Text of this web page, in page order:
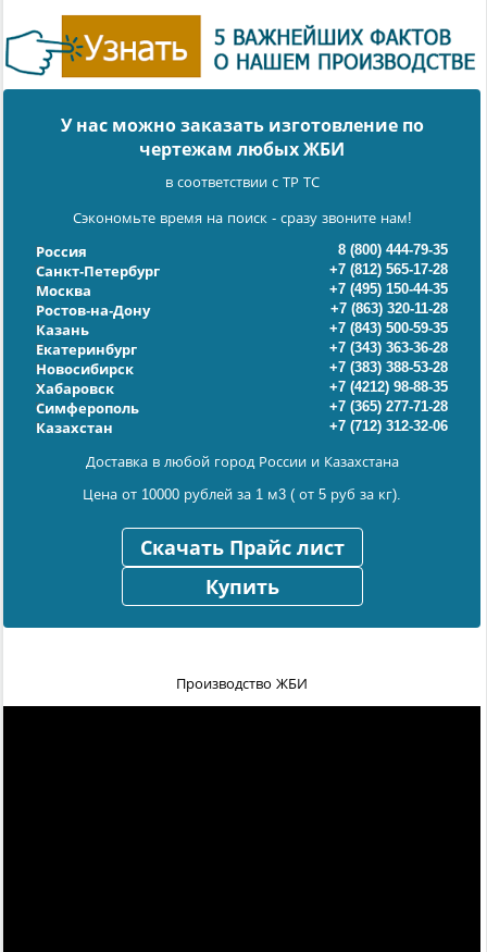
У нас можно заказать изготовление по
чертежам любых ЖБИ
в соответствии с ТР ТС
Сэкономьте время на поиск - сразу звоните нам!
Россия
8 (800) 444-79-35
Санкт-Петербург
+7 (812) 565-17-28
Москва
+7 (495) 150-44-35
Ростов-на-Дону
+7 (863) 320-11-28
Казань
+7 (843) 500-59-35
Екатеринбург
+7 (343) 363-36-28
Новосибирск
+7 (383) 388-53-28
Хабаровск
+7 (4212) 98-88-35
Симферополь
+7 (365) 277-71-28
Казахстан
+7 (712) 312-32-06
Доставка в любой город России и Казахстана
Цена от 10000 рублей за 1 м3 ( от 5 руб за кг).
Скачать Прайс лист
Купить
Производство ЖБИ